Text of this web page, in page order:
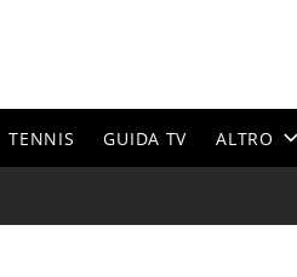
TENNIS GUIDA TV ALTRO